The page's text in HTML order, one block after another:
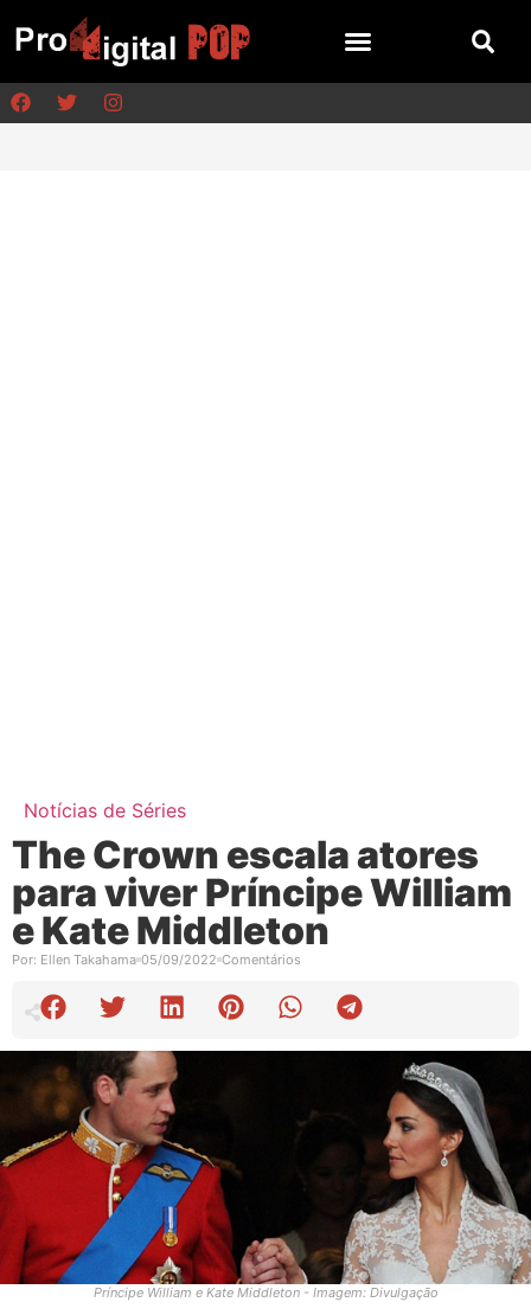
Notícias de Séries
The Crown escala atores
para viver Príncipe William
e Kate Middleton
Por: Ellen Takahama 05/09/2022 Comentários
Príncipe William e Kate Middleton - Imagem: Divulgação